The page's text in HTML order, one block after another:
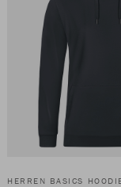
HERREN BASICS